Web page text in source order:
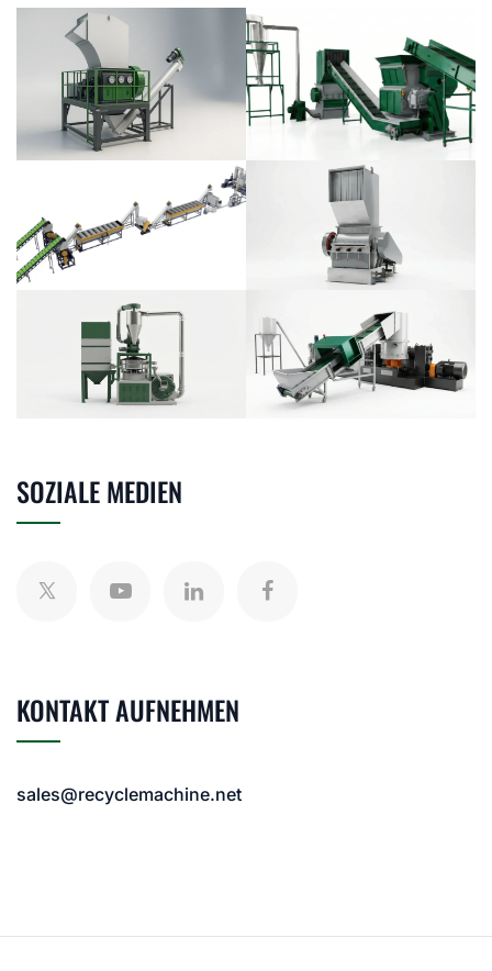
SOZIALE MEDIEN
KONTAKT AUFNEHMEN
sales@recyclemachine.net